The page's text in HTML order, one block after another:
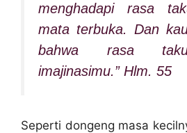
menghadapi rasa
mata terbuka. Dan
bahwa rasa
imajinasimu.” Hlm. 55
Seperti dongeng masa